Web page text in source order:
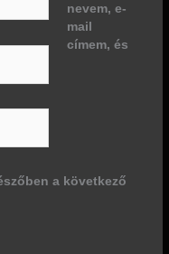
nevem, e-
mail
címem, és
a következő